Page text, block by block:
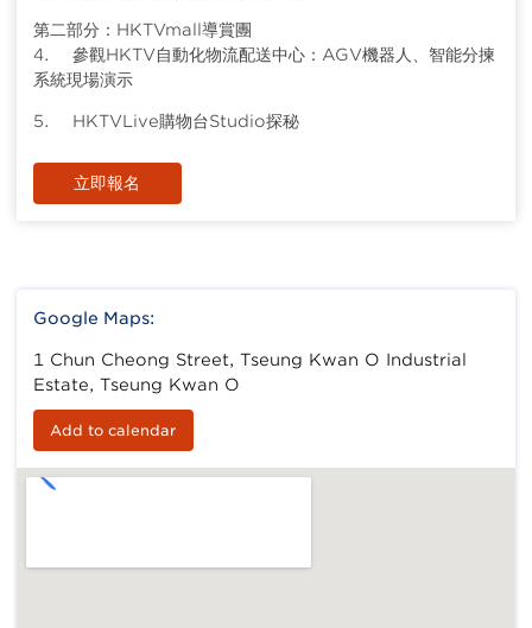
第二部分：HKTVmall導賞團
4. 參觀HKTV自動化物流配送中心：AGV機器人、智能分揀
系統現場演示
5. HKTVLive購物台Studio探秘
立即報名
Google Maps:
1 Chun Cheong Street, Tseung Kwan O Industrial
Estate, Tseung Kwan O
Add to calendar